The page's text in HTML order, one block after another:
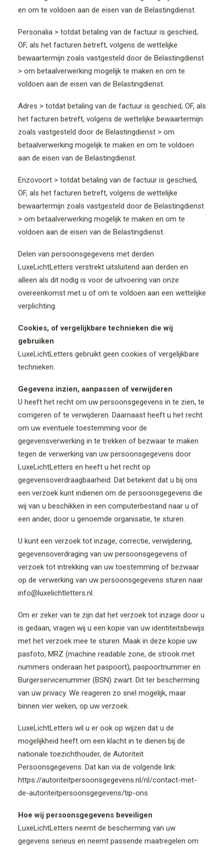
en om te voldoen aan de eisen van de Belastingdienst.
Personalia > totdat betaling van de factuur is geschied,
OF, als het facturen betreft, volgens de wettelijke
bewaartermijn zoals vastgesteld door de Belastingdienst
> om betaalverwerking mogelijk te maken en om te
voldoen aan de eisen van de Belastingdienst.
Adres > totdat betaling van de factuur is geschied, OF, als
het facturen betreft, volgens de wettelijke bewaartermijn
zoals vastgesteld door de Belastingdienst > om
betaalverwerking mogelijk te maken en om te voldoen
aan de eisen van de Belastingdienst.
Enzovoort > totdat betaling van de factuur is geschied,
OF, als het facturen betreft, volgens de wettelijke
bewaartermijn zoals vastgesteld door de Belastingdienst
> om betaalverwerking mogelijk te maken en om te
voldoen aan de eisen van de Belastingdienst.
Delen van persoonsgegevens met derden
LuxeLichtLetters verstrekt uitsluitend aan derden en
alleen als dit nodig is voor de uitvoering van onze
overeenkomst met u of om te voldoen aan een wettelijke
verplichting.
Cookies, of vergelijkbare technieken die wij
gebruiken
LuxeLichtLetters gebruikt geen cookies of vergelijkbare
technieken.
Gegevens inzien, aanpassen of verwijderen
U heeft het recht om uw persoonsgegevens in te zien, te
corrigeren of te verwijderen. Daarnaast heeft u het recht
om uw eventuele toestemming voor de
gegevensverwerking in te trekken of bezwaar te maken
tegen de verwerking van uw persoonsgegevens door
LuxeLichtLetters en heeft u het recht op
gegevensoverdraagbaarheid. Dat betekent dat u bij ons
een verzoek kunt indienen om de persoonsgegevens die
wij van u beschikken in een computerbestand naar u of
een ander, door u genoemde organisatie, te sturen.
U kunt een verzoek tot inzage, correctie, verwijdering,
gegevensoverdraging van uw persoonsgegevens of
verzoek tot intrekking van uw toestemming of bezwaar
op de verwerking van uw persoonsgegevens sturen naar
info@luxelichtletters.nl.
Om er zeker van te zijn dat het verzoek tot inzage door u
is gedaan, vragen wij u een kopie van uw identiteitsbewijs
met het verzoek mee te sturen. Maak in deze kopie uw
pasfoto, MRZ (machine readable zone, de strook met
nummers onderaan het paspoort), paspoortnummer en
Burgerservicenummer (BSN) zwart. Dit ter bescherming
van uw privacy. We reageren zo snel mogelijk, maar
binnen vier weken, op uw verzoek.
LuxeLichtLetters wil u er ook op wijzen dat u de
mogelijkheid heeft om een klacht in te dienen bij de
nationale toezichthouder, de Autoriteit
Persoonsgegevens. Dat kan via de volgende link:
https://autoriteitpersoonsgegevens.nl/nl/contact-met-
de-autoriteitpersoonsgegevens/tip-ons
Hoe wij persoonsgegevens beveiligen
LuxeLichtLetters neemt de bescherming van uw
gegevens serieus en neemt passende maatregelen om